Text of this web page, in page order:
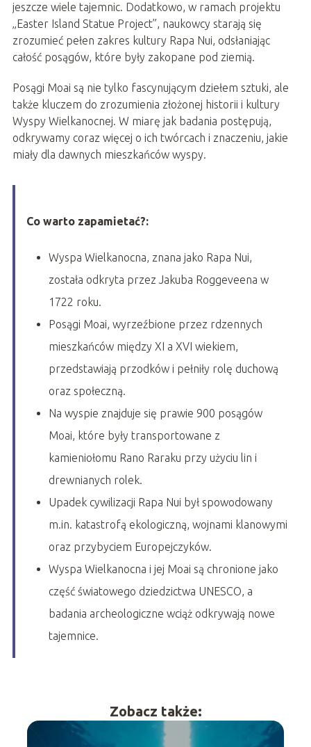
jeszcze wiele tajemnic. Dodatkowo, w ramach projektu
„Easter Island Statue Project”, naukowcy starają się
zrozumieć pełen zakres kultury Rapa Nui, odsłaniając
całość posągów, które były zakopane pod ziemią.
Posągi Moai są nie tylko fascynującym dziełem sztuki, ale
także kluczem do zrozumienia złożonej historii i kultury
Wyspy Wielkanocnej. W miarę jak badania postępują,
odkrywamy coraz więcej o ich twórcach i znaczeniu, jakie
miały dla dawnych mieszkańców wyspy.
Co warto zapamietać?:
Wyspa Wielkanocna, znana jako Rapa Nui,
została odkryta przez Jakuba Roggeveena w
1722 roku.
Posągi Moai, wyrzeźbione przez rdzennych
mieszkańców między XI a XVI wiekiem,
przedstawiają przodków i pełniły rolę duchową
oraz społeczną.
Na wyspie znajduje się prawie 900 posągów
Moai, które były transportowane z
kamieniołomu Rano Raraku przy użyciu lin i
drewnianych rolek.
Upadek cywilizacji Rapa Nui był spowodowany
m.in. katastrofą ekologiczną, wojnami klanowymi
oraz przybyciem Europejczyków.
Wyspa Wielkanocna i jej Moai są chronione jako
część światowego dziedzictwa UNESCO, a
badania archeologiczne wciąż odkrywają nowe
tajemnice.
Zobacz także: